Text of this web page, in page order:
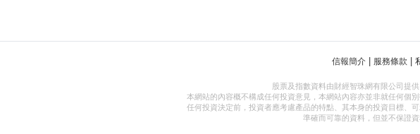
信報簡介 服務條款
股票及指數資料由財經智珠網有限公司提
本網站的內容概不構成任何投資意見，本網站內容亦並非就任何個
任何投資決定前，投資者應考慮產品的特點、其本身的投資目標、
準確而可靠的資料，但並不保證